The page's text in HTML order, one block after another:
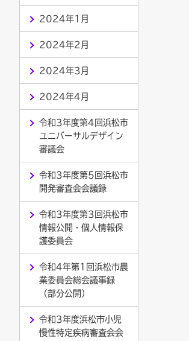
2024年1月
2024年2月
2024年3月
2024年4月
令和3年度第4回浜松市
ユニバーサルデザイン
審議会
令和3年度第5回浜松市
開発審査会会議録
令和3年度第3回浜松市
情報公開・個人情報保
護委員会
令和4年第1回浜松市農
業委員会総会議事録
（部分公開）
令和3年度浜松市小児
慢性特定疾病審査会会